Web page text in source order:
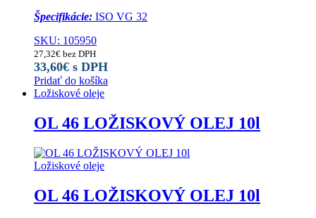
Špecifikácie: ISO VG 32
SKU: 105950
27,32€ bez DPH
33,60€ s DPH
Pridať do košíka
Ložiskové oleje
OL 46 LOŽISKOVÝ OLEJ 10l
Ložiskové oleje
OL 46 LOŽISKOVÝ OLEJ 10l